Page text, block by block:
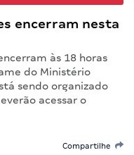
encerram nesta
às 18 horas
do Ministério
sendo organizado
acessar o
Compartilhe